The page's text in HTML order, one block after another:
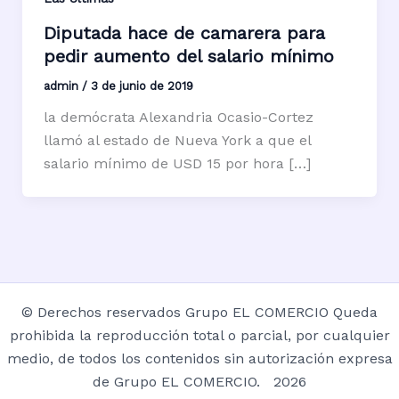
Diputada hace de camarera para
pedir aumento del salario mínimo
admin / 3 de junio de 2019
la demócrata Alexandria Ocasio-Cortez
llamó al estado de Nueva York a que el
salario mínimo de USD 15 por hora […]
© Derechos reservados Grupo EL COMERCIO Queda
prohibida la reproducción total o parcial, por cualquier
medio, de todos los contenidos sin autorización expresa
de Grupo EL COMERCIO. 2026